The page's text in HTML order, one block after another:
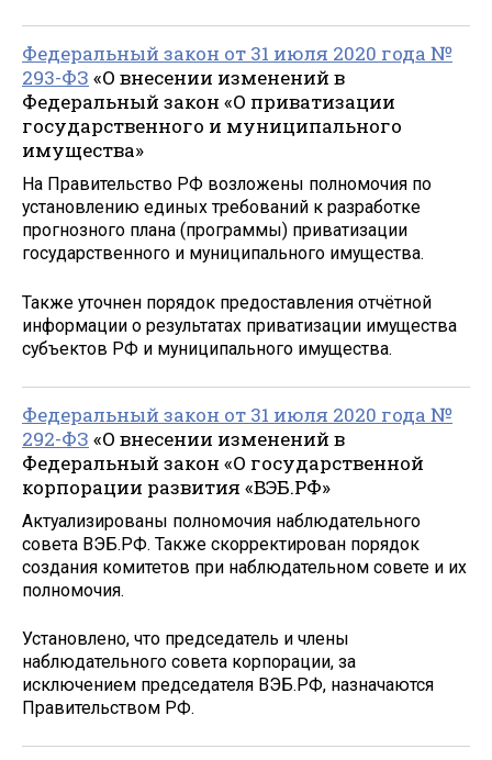
Федеральный закон от 31 июля 2020 года №
293-ФЗ «О внесении изменений в
Федеральный закон «О приватизации
государственного и муниципального
имущества»
На Правительство РФ возложены полномочия по
установлению единых требований к разработке
прогнозного плана (программы) приватизации
государственного и муниципального имущества.
Также уточнен порядок предоставления отчётной
информации о результатах приватизации имущества
субъектов РФ и муниципального имущества.
Федеральный закон от 31 июля 2020 года №
292-ФЗ «О внесении изменений в
Федеральный закон «О государственной
корпорации развития «ВЭБ.РФ»
Актуализированы полномочия наблюдательного
совета ВЭБ.РФ. Также скорректирован порядок
создания комитетов при наблюдательном совете и их
полномочия.
Установлено, что председатель и члены
наблюдательного совета корпорации, за
исключением председателя ВЭБ.РФ, назначаются
Правительством РФ.